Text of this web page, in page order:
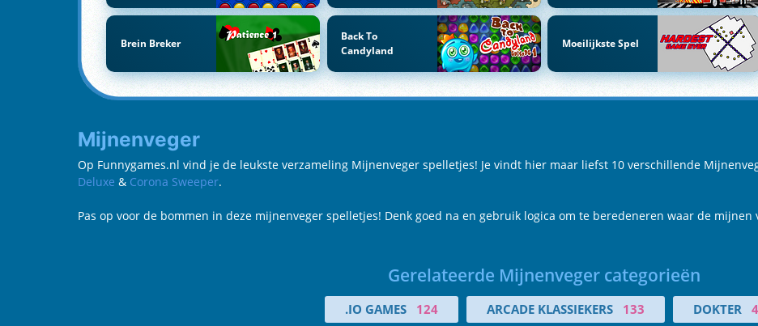
Brein Breker
Back To
Candyland
Moeilijkste Spel
Mijnenveger
Op Funnygames.nl vind je de leukste verzameling Mijnenveger spelletjes! Je vindt hier maar liefst 10 verschillende
Deluxe & Corona Sweeper.
Pas op voor de bommen in deze mijnenveger spelletjes! Denk goed na en gebruik logica om te beredeneren waar de mijnen
Gerelateerde Mijnenveger categorieën
.IO GAMES 124 ARCADE KLASSIEKERS 133 DOKTER